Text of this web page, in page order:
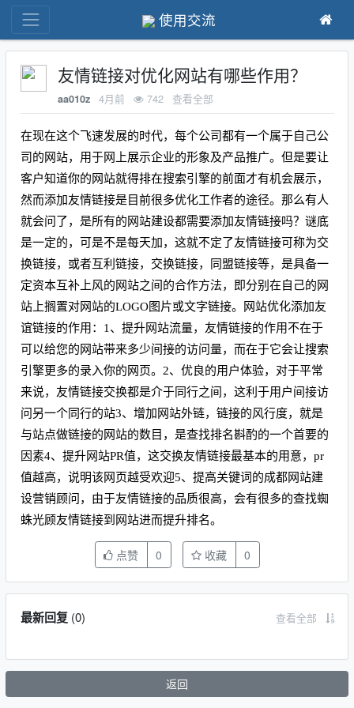
使用交流
友情链接对优化网站有哪些作用？
aa010z 4月前 742 查看全部
在现在这个飞速发展的时代，每个公司都有一个属于自己公
司的网站，用于网上展示企业的形象及产品推广。但是要让
客户知道你的网站就得排在搜索引擎的前面才有机会展示，
然而添加友情链接是目前很多优化工作者的途径。那么有人
就会问了，是所有的网站建设都需要添加友情链接吗？谜底
是一定的，可是不是每天加，这就不定了友情链接可称为交
换链接，或者互利链接，交换链接，同盟链接等，是具备一
定资本互补上风的网站之间的合作方法，即分别在自己的网
站上搁置对网站的LOGO图片或文字链接。网站优化添加友
谊链接的作用：1、提升网站流量，友情链接的作用不在于
可以给您的网站带来多少间接的访问量，而在于它会让搜索
引擎更多的录入你的网页。2、优良的用户体验，对于平常
来说，友情链接交换都是介于同行之间，这利于用户间接访
问另一个同行的站3、增加网站外链，链接的风行度，就是
与站点做链接的网站的数目，是查找排名斟酌的一个首要的
因素4、提升网站PR值，这交换友情链接最基本的用意，pr
值越高，说明该网页越受欢迎5、提高关键词的成都网站建
设营销顾问，由于友情链接的品质很高，会有很多的查找蜘
蛛光顾友情链接到网站进而提升排名。
点赞 0 收藏 0
最新回复(0) 查看全部
返回